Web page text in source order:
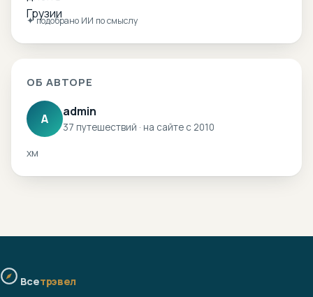
✦ подобрано ИИ по смыслу
ОБ АВТОРЕ
A admin
37 путешествий · на сайте с 2010
хм
Всетрэвел